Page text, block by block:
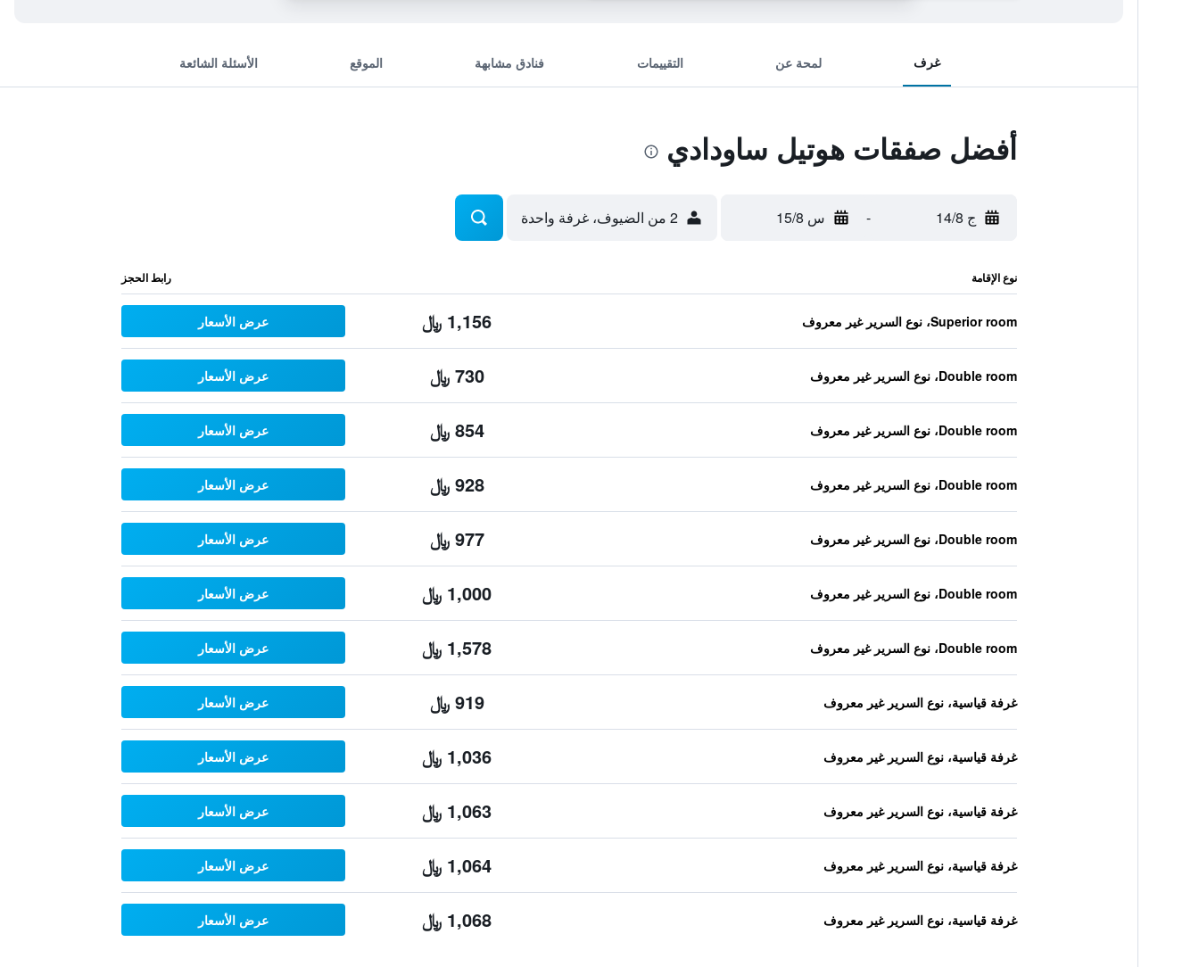
غرف لمحة عن التقييمات فنادق مشابهة الموقع الأسئلة الشائعة
أفضل صفقات هوتيل ساودادي
ج 14/8 - س 15/8 2 من الضيوف، غرفة واحدة
نوع الإقامة رابط الحجز
Superior room، نوع السرير غير معروف 1,156 ﷼ عرض الأسعار
Double room، نوع السرير غير معروف 730 ﷼ عرض الأسعار
Double room، نوع السرير غير معروف 854 ﷼ عرض الأسعار
Double room، نوع السرير غير معروف 928 ﷼ عرض الأسعار
Double room، نوع السرير غير معروف 977 ﷼ عرض الأسعار
Double room، نوع السرير غير معروف 1,000 ﷼ عرض الأسعار
Double room، نوع السرير غير معروف 1,578 ﷼ عرض الأسعار
غرفة قياسية، نوع السرير غير معروف 919 ﷼ عرض الأسعار
غرفة قياسية، نوع السرير غير معروف 1,036 ﷼ عرض الأسعار
غرفة قياسية، نوع السرير غير معروف 1,063 ﷼ عرض الأسعار
غرفة قياسية، نوع السرير غير معروف 1,064 ﷼ عرض الأسعار
غرفة قياسية، نوع السرير غير معروف 1,068 ﷼ عرض الأسعار